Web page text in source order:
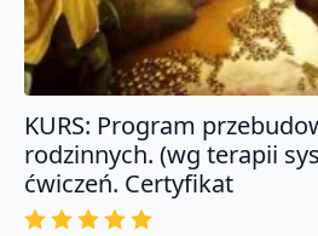
KURS: Program
rodzinnych. (wg terapii
ćwiczeń. Certyfikat